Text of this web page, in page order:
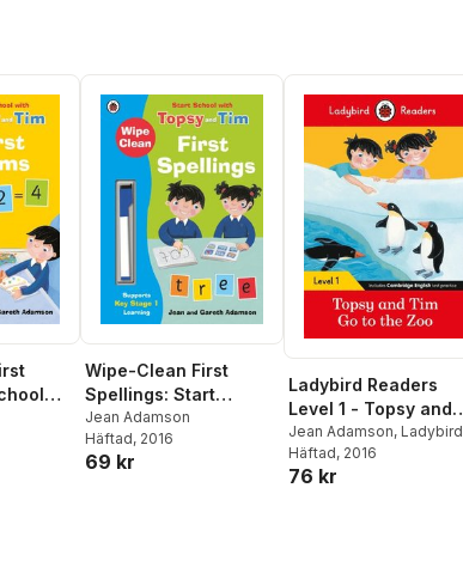
Tim
Wipe-Clean First
Spellings: Start
School with Topsy and
Tim
Jean Adamson
Häftad, 2016
69 kr
Ladybird Readers
Level 1 - Topsy and
Tim - Go to the Zoo
(ELT Graded Reader)
Jean Adamson, Ladybird
Häftad, 2016
76 kr